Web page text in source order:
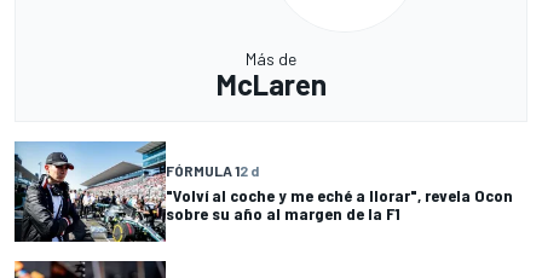
Más de
McLaren
FÓRMULA 12 d
"Volví al coche y me eché a llorar", revela Ocon
sobre su año al margen de la F1